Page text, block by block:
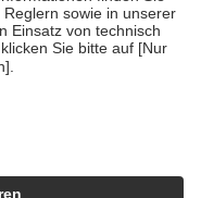
um echte Bewertungen